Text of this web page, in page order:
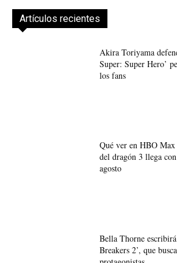
Artículos recientes
Akira Toriyama
Super: Super Hero’
los fans
Qué ver en HBO Max
del dragón 3 llega
agosto
Bella Thorne
Breakers 2’, que